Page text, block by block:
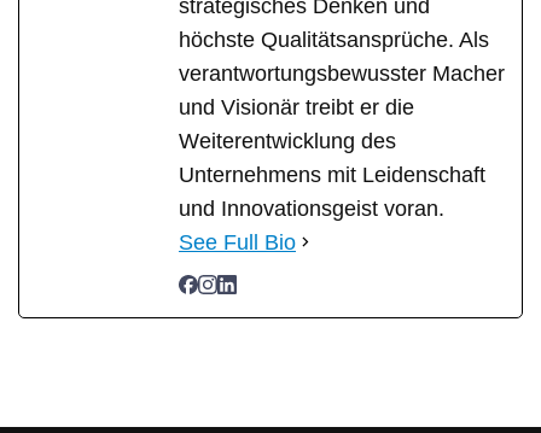
strategisches Denken und
höchste Qualitätsansprüche. Als
verantwortungsbewusster Macher
und Visionär treibt er die
Weiterentwicklung des
Unternehmens mit Leidenschaft
und Innovationsgeist voran.
See Full Bio